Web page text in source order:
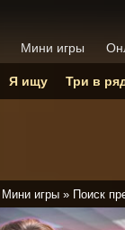
Мини игры » Поиск
Мини игры
Я ищу Три в